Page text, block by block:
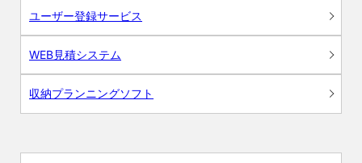
ユーザー登録サービス
WEB見積システム
収納プランニングソフト